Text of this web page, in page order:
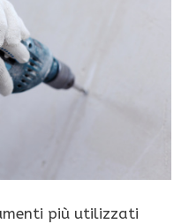
più utilizzati